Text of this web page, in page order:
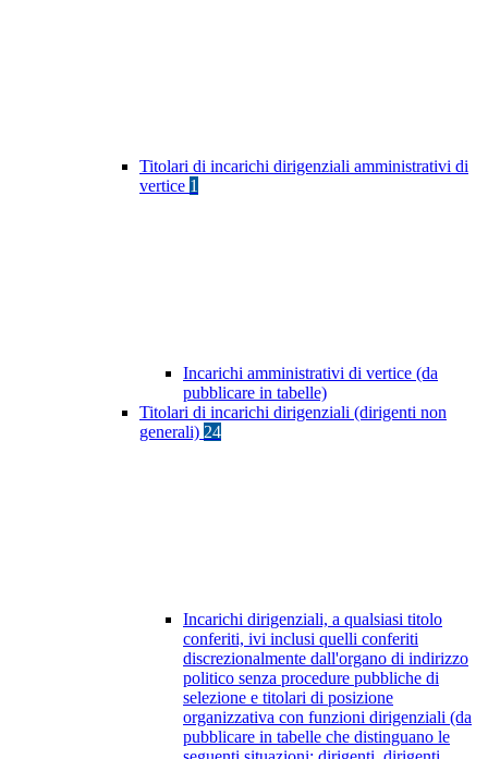
Titolari di incarichi dirigenziali amministrativi di
vertice 1
Incarichi amministrativi di vertice (da
pubblicare in tabelle)
Titolari di incarichi dirigenziali (dirigenti non
generali) 24
Incarichi dirigenziali, a qualsiasi titolo
conferiti, ivi inclusi quelli conferiti
discrezionalmente dall'organo di indirizzo
politico senza procedure pubbliche di
selezione e titolari di posizione
organizzativa con funzioni dirigenziali (da
pubblicare in tabelle che distinguano le